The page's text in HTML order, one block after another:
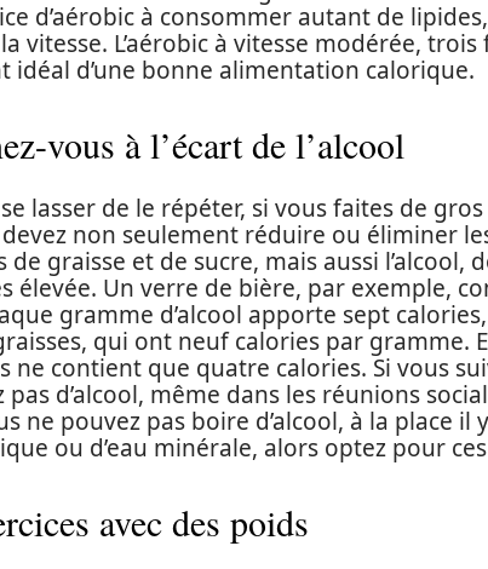
d’aérobic à consommer autant de
vitesse. L’aérobic à vitesse modérée,
idéal d’une bonne alimentation calorique.
vous à l’écart de l’alcool
lasser de le répéter, si vous faites de
non seulement réduire ou éliminer
de graisse et de sucre, mais aussi
élevée. Un verre de bière, par exemple,
gramme d’alcool apporte sept
qui ont neuf calories par gramme.
ne contient que quatre calories. Si vous
pas d’alcool, même dans les réunions
ne pouvez pas boire d’alcool, à la place
ou d’eau minérale, alors optez pour
avec des poids